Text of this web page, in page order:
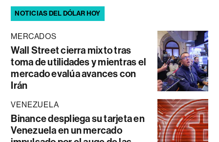
NOTICIAS DEL DÓLAR HOY
MERCADOS
Wall Street cierra mixto tras
toma de utilidades y mientras el
mercado evalúa avances con
Irán
VENEZUELA
Binance despliega su tarjeta en
Venezuela en un mercado